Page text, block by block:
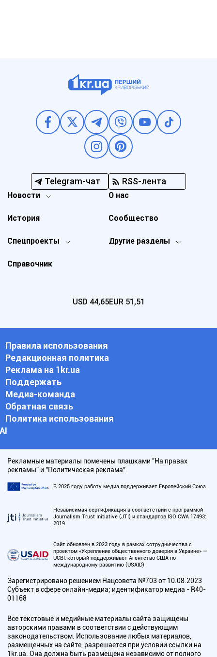
Telegram-чат RSS-лента
Новости
Спецпроекты Другие разделы
История
О нас
Справочник
Сообщество
USD 44,65EUR 51,51
Правила использования
Редакционная политика
Реклама на 1kr.ua
Поддержать
Медиа-команда
Обратная связь
Политика использования
АI
Рекламные материалы помечены плашками "На правах
рекламы" и "Политическая реклама".
В 2025 году работу медиа поддерживает Европейский Союз
Независимая сертификация в соответствии с программой
Journalism Trust Initiative (JTI) и стандартов ISO CWA 17493:
2019
Сайт обновлен в 2023 году в рамках сотрудничества с
проектом «Укрепление общественного доверия в Украине» —
UCBI, который поддерживает Агентство США по
международному развитию (USAID)
Зарегистрировано решением Нацсовета №703 от 10.08.2023
Субъект в сфере онлайн-медиа; идентификатор медиа - R40-
01168
Все текстовые и медийные материалы сайта защищены
авторскими правами в соответствии с действующим
законодательством. Использование любых материалов,
размещенных на сайте, разрешается при условии ссылки на
1kr.ua. Она должна быть размещена независимо от полного